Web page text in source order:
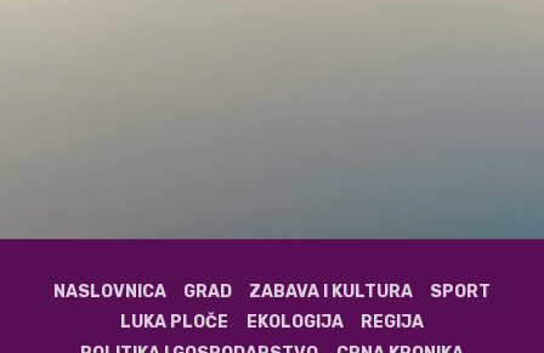
NASLOVNICA GRAD ZABAVA I KULTURA
SPORT
LUKA PLOČE
EKOLOGIJA
REGIJA